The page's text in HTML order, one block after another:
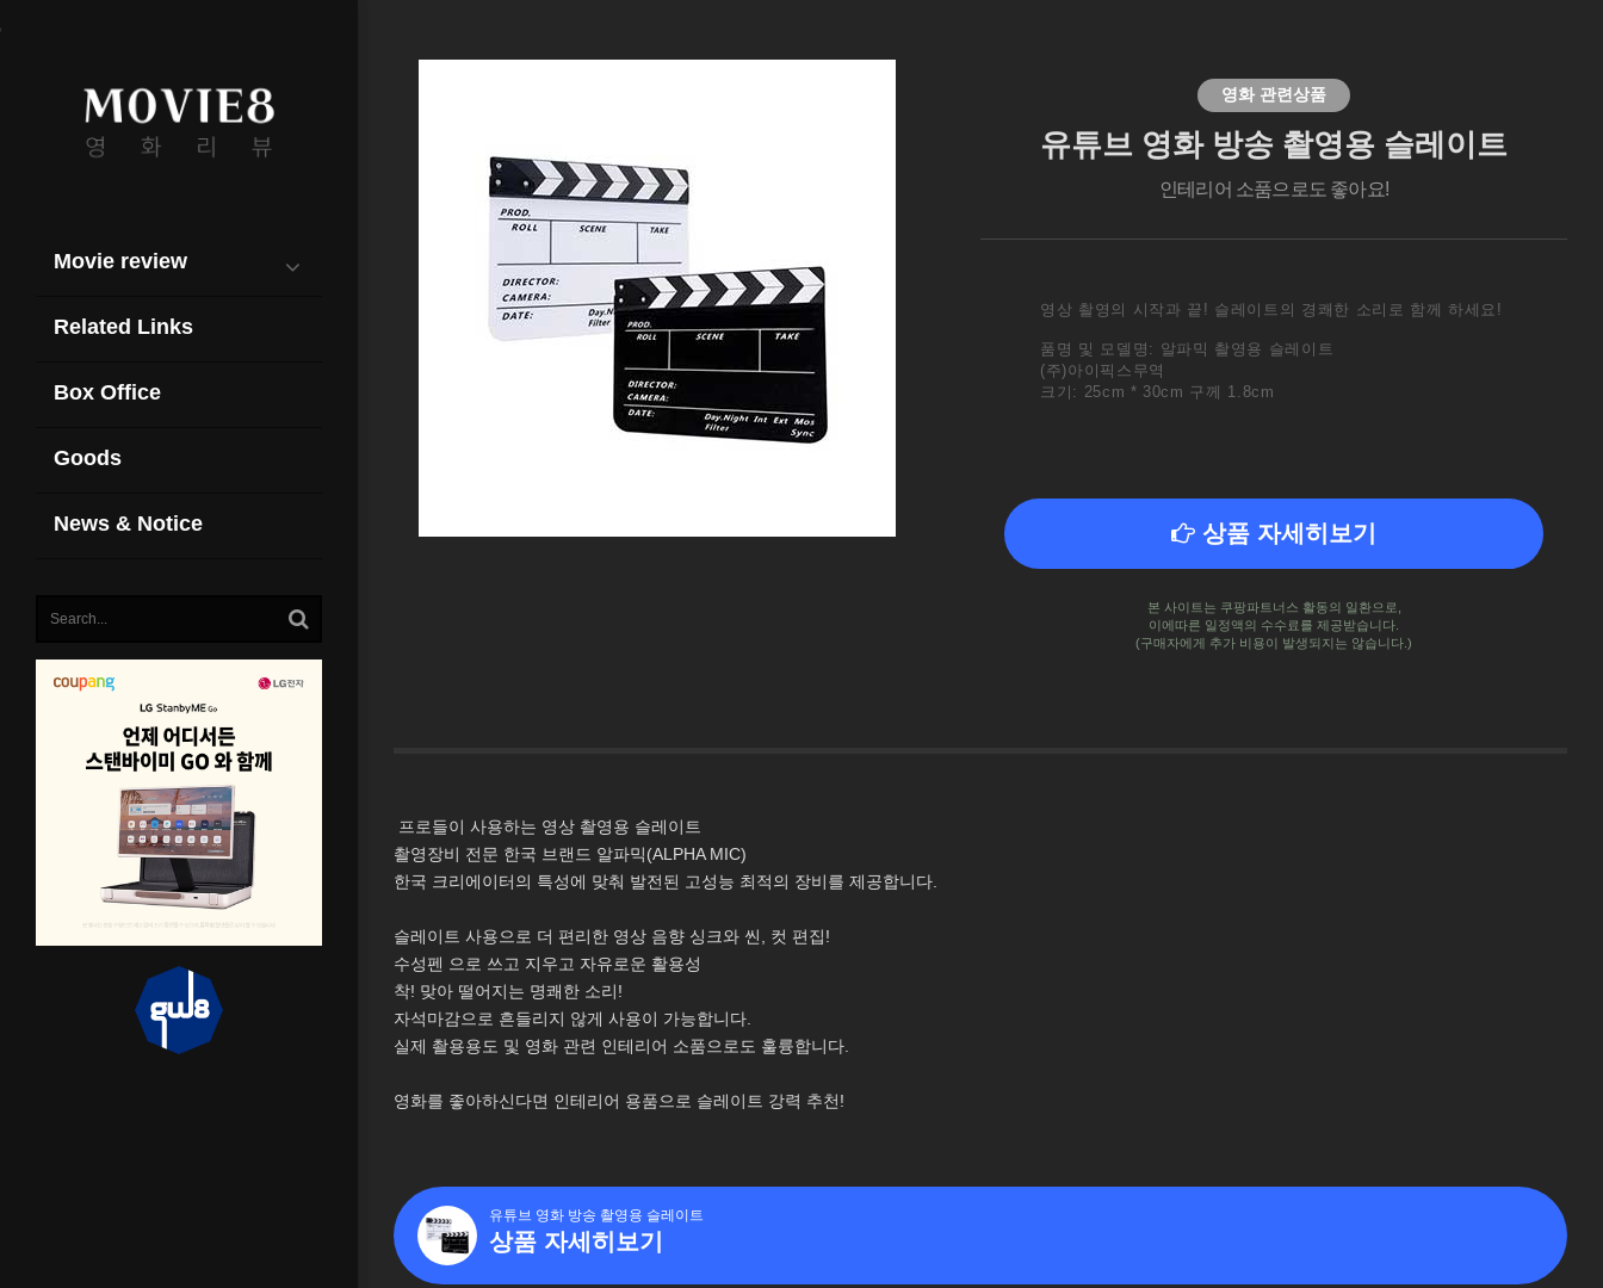
Movie review
Related Links
Box Office
Goods
News & Notice
영화관련
상품
영화 관련상품
유튜브 영화 방송 촬영용 슬레이트
인테리어 소품으로도 좋아요!
영상 촬영의 시작과 끝! 슬레이트의 경쾌한 소리로 함께 하세요!
품명 및 모델명: 알파믹 촬영용 슬레이트
(주)아이픽스무역
크기: 25cm * 30cm 구께 1.8cm
상품 자세히보기
본 사이트는 쿠팡파트너스 활동의 일환으로,
이에따른 일정액의 수수료를 제공받습니다.
(구매자에게 추가 비용이 발생되지는 않습니다.)
프로들이 사용하는 영상 촬영용 슬레이트
촬영장비 전문 한국 브랜드 알파믹(ALPHA MIC)
한국 크리에이터의 특성에 맞춰 발전된 고성능 최적의 장비를 제공합니다.
슬레이트 사용으로 더 편리한 영상 음향 싱크와 씬, 컷 편집!
수성펜 으로 쓰고 지우고 자유로운 활용성
착! 맞아 떨어지는 명쾌한 소리!
자석마감으로 흔들리지 않게 사용이 가능합니다.
실제 촬용용도 및 영화 관련 인테리어 소품으로도 훌륭합니다.
영화를 좋아하신다면 인테리어 용품으로 슬레이트 강력 추천!
유튜브 영화 방송 촬영용 슬레이트
상품 자세히보기